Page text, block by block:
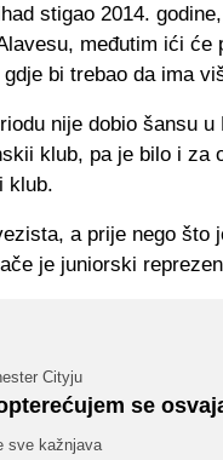
stigao 2014.
međutim ići će
bi trebao da ima
nije dobio šansu
klub, pa je bilo i za
klub.
a prije nego što
je juniorski
Cityju
se
sve kažnjava